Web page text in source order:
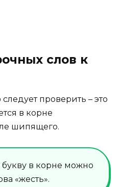
слов к
проверить – это
в корне
шипящего.
букву в корне можно
«жесть».